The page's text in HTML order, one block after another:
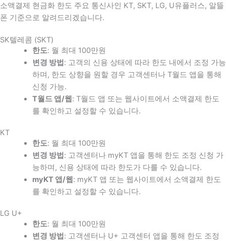
소액결제 현금화 한도 주요 통신사인 KT, SKT, LG, U유플러스, 알뜰
폰 기준으로 알려드리겠습니다.
SK텔레콤 (SKT)
한도: 월 최대 100만원
변경 방법 : 고객의 신용 상태에 따라 한도 내에서 조정 가능
하며, 한도 상향을 원할 경우 고객센터나 T월드 앱을 통해
신청 가능.
T월드 앱/웹 : T월드 앱 또는 웹사이트에서 소액결제 한도
를 확인하고 설정할 수 있습니다.
KT
한도: 월 최대 100만원
변경 방법 : 고객센터나 myKT 앱을 통해 한도 조정 신청 가
능하며, 신용 상태에 따라 한도가 다를 수 있습니다.
myKT 앱/웹 : myKT 앱 또는 웹사이트에서 소액결제 한도
를 확인하고 설정할 수 있습니다.
LG U+
한도: 월 최대 100만원
변경 방법 : 고객센터나 U+ 고객센터 앱을 통해 한도 조정